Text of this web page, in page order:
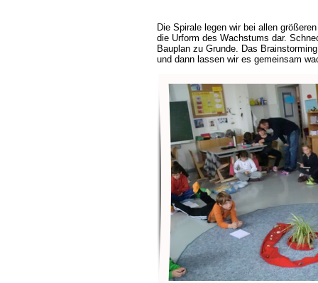
Die Spirale legen wir bei allen
die Urform des Wachstums dar.
Bauplan zu Grunde. Das
und dann lassen wir es gemeinsam